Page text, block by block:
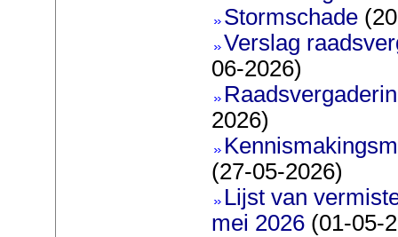
Stormschade
Verslag
06-2026)
2026)
(27-05-2026)
Lijst van
mei 2026 (01-05-